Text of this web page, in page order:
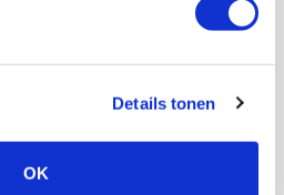
Details tonen
OK